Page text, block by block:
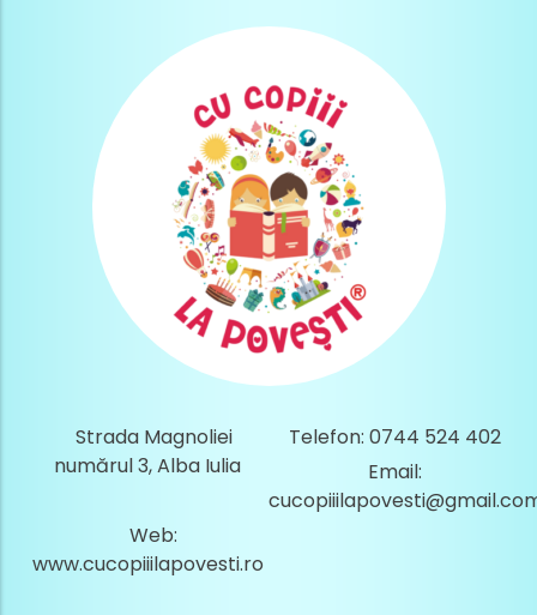
Strada Magnoliei
numărul 3, Alba Iulia
Telefon: 0744 524 402
Email:
Web:
www.cucopiiilapovesti.ro